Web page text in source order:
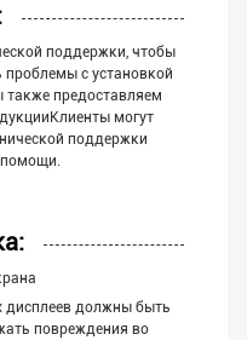
поддержки, чтобы
с установкой
предоставляем
могут
поддержки
помощи.
дисплеев должны быть
повреждения во